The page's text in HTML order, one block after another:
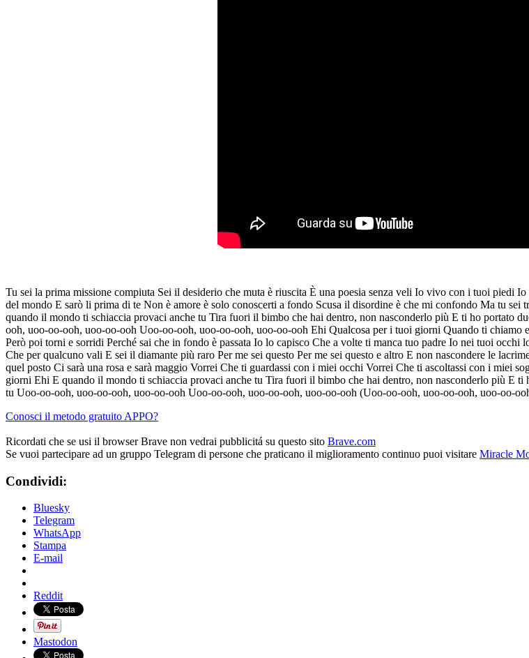
Tu sei la prima missione compiuta Sei il desiderio che muta è riuscita È una poesia senza veli Io vivo con i tuoi piedi
del mondo E sarò li prima di te Non è amore è solo conoscerti a fondo Scusa il disordine è che mi confondo Ma tu
quando il mondo ti schiaccia provaci anche tu Tira fuori il bimbo che hai dentro, non nasconderlo più E ti ho portato
ooh, uoo-oo-ooh, uoo-oo-ooh Uoo-oo-ooh, uoo-oo-ooh, uoo-oo-ooh Ehi Qualcosa per i tuoi giorni Quando ti
Però poi torni e sorridi Perché sai che in fondo è passata Io lo capisco Che a volte ti manca tuo padre Io nei tuoi
Che per qualcuno vali E sei il diamante più raro Per me sei questo Per me sei questo e altro E non nascondere le
quel posto Ci sarà una rosa e sarà maggio Vorrei Che ti guardassi con i miei occhi Vorrei Che ti ascoltassi con i miei
giorni Ehi E quando il mondo ti schiaccia provaci anche tu Tira fuori il bimbo che hai dentro, non nasconderlo più E ti
tu Uoo-oo-ooh, uoo-oo-ooh, uoo-oo-ooh Uoo-oo-ooh, uoo-oo-ooh, uoo-oo-ooh (Uoo-oo-ooh, uoo-oo-ooh, uoo-oo-
Conosci il metodo gratuito APPO?
Ricordati che se usi il browser Brave non vedrai pubblicitá su questo sito Brave.com
Se vuoi partecipare ad un gruppo Telegram di persone che praticano il miglioramento continuo puoi visitare Miracle
Condividi:
Bluesky
Telegram
WhatsApp
Stampa
E-mail
Reddit
Mastodon